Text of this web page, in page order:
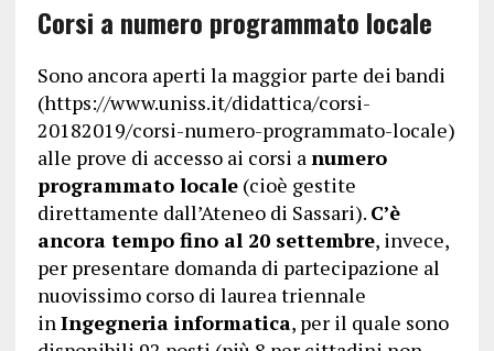
Corsi a numero programmato locale
Sono ancora aperti la maggior parte dei bandi
(https://www.uniss.it/didattica/corsi-
20182019/corsi-numero-programmato-locale)
alle prove di accesso ai corsi anumero
programmato locale(cioè gestite
direttamente dall’Ateneo di Sassari). C’è
ancora tempo fino al 20 settembre, invece,
per presentare domanda di partecipazione al
nuovissimo corso di laurea triennale
inIngegneria informatica, per il quale sono